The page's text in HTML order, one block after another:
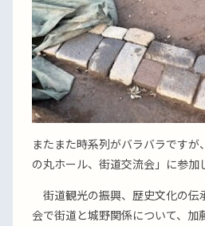
またまた時系列がバラバラです
の丸ホール、街道交流会」に参加
街道観光の振興、歴史文化の伝
会で街道と城野関係について、加